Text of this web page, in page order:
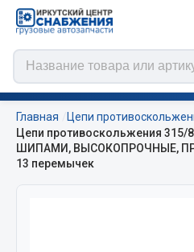
Цепи противоскольжения
Главная Цепи
Цепи противоскольжения 315/
ШИПАМИ, ВЫСОКОПРОЧНЫЕ,
13 перемычек